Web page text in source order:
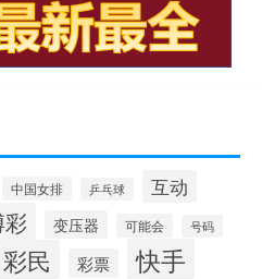
中国女排 乒乓球 互动
变压器 可能会 号码
彩民 彩票 快手